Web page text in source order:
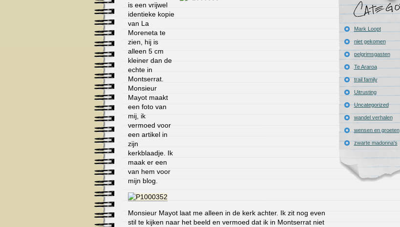
is een vrijwel
identieke kopie
van La
Moreneta te
zien, hij is
alleen 5 cm
kleiner dan de
echte in
Montserrat.
Monsieur
Mayot maakt
een foto van
mij, ik
vermoed voor
een artikel in
zijn
kerkblaadje. Ik
maak er een
van hem voor
mijn blog.
Monsieur Mayot laat me alleen in de kerk achter. Ik zit nog even
stil te kijken naar het beeld en vermoed dat ik in Montserrat niet
Mark Loopt
niet gekomen
pelgrimsgasten
Te Araroa
trail family
Uitrusting
Uncategorized
wandel verhalen
wensen en groeten
zwarte madonna's